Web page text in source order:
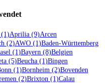
(1)Aprilia (9)Arcen
(2)AWO (1)Baden-Württemberg
(1)Bayern (8)Belgien
(5)Beucha (1)Bingen
(1)Bornheim (2)Bovenden
(2)Brixton (1)Calau